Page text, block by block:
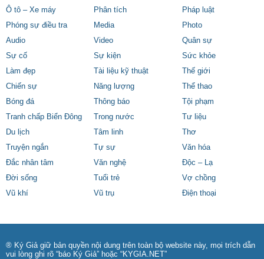
Ô tô – Xe máy
Phân tích
Pháp luật
Phóng sự điều tra
Media
Photo
Audio
Video
Quân sự
Sự cố
Sự kiện
Sức khỏe
Làm đẹp
Tài liệu kỹ thuật
Thế giới
Chiến sự
Năng lượng
Thể thao
Bóng đá
Thông báo
Tội phạm
Tranh chấp Biển Đông
Trong nước
Tư liệu
Du lịch
Tâm linh
Thơ
Truyện ngắn
Tự sự
Văn hóa
Đắc nhân tâm
Văn nghệ
Độc – Lạ
Đời sống
Tuổi trẻ
Vợ chồng
Vũ khí
Vũ trụ Điện thoại
® Ký Giả giữ bản quyền nội dung trên toàn bộ website này, mọi trích dẫn
vui lòng ghi rõ “báo Ký Giả” hoặc “KYGIA.NET”